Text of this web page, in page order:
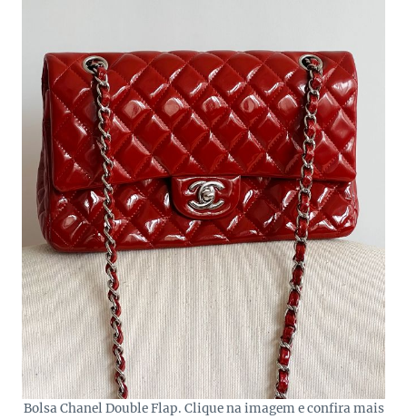
Bolsa Chanel Double Flap. Clique na imagem e confira mais